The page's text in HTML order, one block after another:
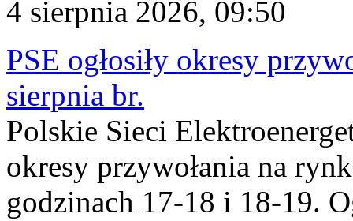
4 sierpnia 2026, 09:50
PSE ogłosiły okresy
sierpnia br.
Polskie Sieci
okresy przywołania na
godzinach 17-18 i 18-19.